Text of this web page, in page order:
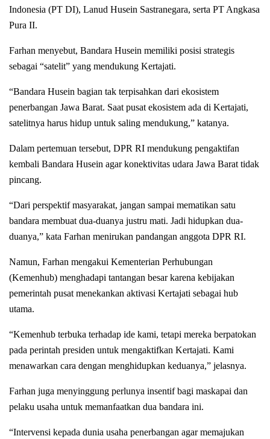
Indonesia (PT DI), Lanud Husein Sastranegara, serta PT Angkasa
Pura II.
Farhan menyebut, Bandara Husein memiliki posisi strategis
sebagai “satelit” yang mendukung Kertajati.
“Bandara Husein bagian tak terpisahkan dari ekosistem
penerbangan Jawa Barat. Saat pusat ekosistem ada di Kertajati,
satelitnya harus hidup untuk saling mendukung,” katanya.
Dalam pertemuan tersebut, DPR RI mendukung pengaktifan
kembali Bandara Husein agar konektivitas udara Jawa Barat tidak
pincang.
“Dari perspektif masyarakat, jangan sampai mematikan satu
bandara membuat dua-duanya justru mati. Jadi hidupkan dua-
duanya,” kata Farhan menirukan pandangan anggota DPR RI.
Namun, Farhan mengakui Kementerian Perhubungan
(Kemenhub) menghadapi tantangan besar karena kebijakan
pemerintah pusat menekankan aktivasi Kertajati sebagai hub
utama.
“Kemenhub terbuka terhadap ide kami, tetapi mereka berpatokan
pada perintah presiden untuk mengaktifkan Kertajati. Kami
menawarkan cara dengan menghidupkan keduanya,” jelasnya.
Farhan juga menyinggung perlunya insentif bagi maskapai dan
pelaku usaha untuk memanfaatkan dua bandara ini.
“Intervensi kepada dunia usaha penerbangan agar memajukan